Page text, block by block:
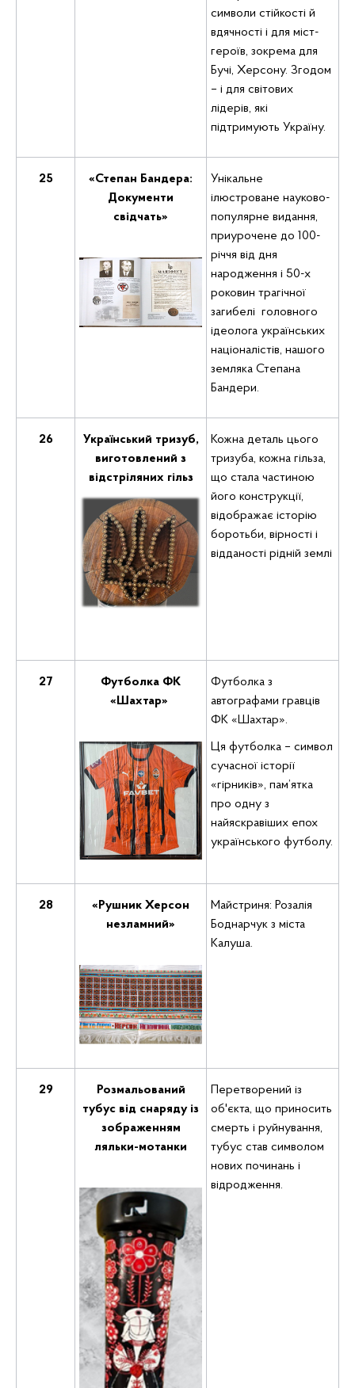
символи стійкості й
вдячності і для міст-
героїв, зокрема для
Бучі, Херсону. Згодом
– і для світових
лідерів, які
підтримують Україну.
25
«Степан Бандера:
Документи
свідчать»
Унікальне
ілюстроване науково-
популярне видання,
приурочене до 100-
річчя від дня
народження і 50-х
роковин трагічної
загибелі головного
ідеолога українських
націоналістів, нашого
земляка Степана
Бандери.
26
Український тризуб,
виготовлений з
відстріляних гільз
Кожна деталь цього
тризуба, кожна гільза,
що стала частиною
його конструкції,
відображає історію
боротьби, вірності і
відданості рідній землі
27
Футболка ФК
«Шахтар»
Футболка з
автографами гравців
ФК «Шахтар».
Ця футболка – символ
сучасної історії
«гірників», пам’ятка
про одну з
найяскравіших епох
українського футболу.
28
«Рушник Херсон
незламний»
Майстриня: Розалія
Боднарчук з міста
Калуша.
29
Розмальований
тубус від снаряду із
зображенням
ляльки-мотанки
Перетворений із
об'єкта, що приносить
смерть і руйнування,
тубус став символом
нових починань і
відродження.